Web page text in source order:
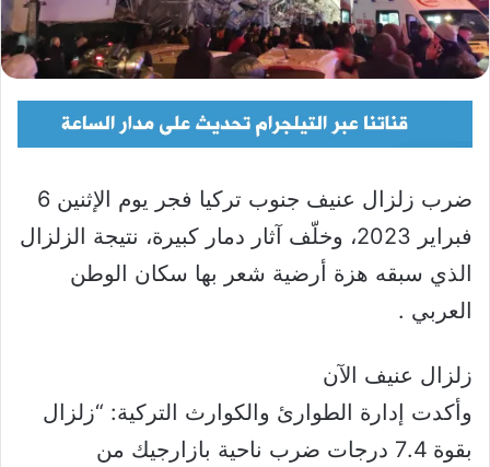
ضرب زلزال عنيف جنوب تركيا فجر يوم الإثنين 6
فبراير 2023، وخلّف آثار دمار كبيرة، نتيجة الزلزال
الذي سبقه هزة أرضية شعر بها سكان الوطن
العربي .
زلزال عنيف الآن
وأكدت إدارة الطوارئ والكوارث التركية: “زلزال
بقوة 7.4 درجات ضرب ناحية بازارجيك من